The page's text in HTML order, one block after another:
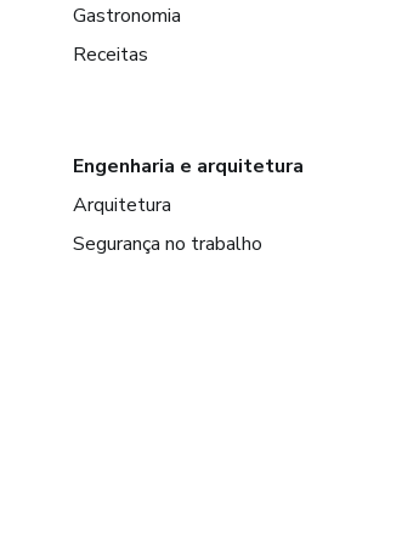
Gastronomia
Receitas
Engenharia e arquitetura
Arquitetura
Segurança no trabalho